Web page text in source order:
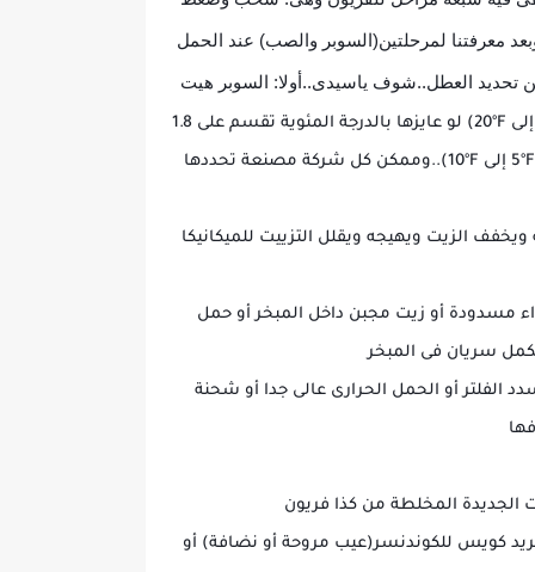
معرفتنا لمرحلتين(السوبر والصب) عند الحمل
تحديد العطل..شوف ياسيدى..أولا: السوبر هيت
فى أنظمة التبريد والتكييف القديمة العادية اللي بتشتغل بإكسبنشن عادى TXV أو متعددة الكابلرى قيمة السوبرهيت (8ºF إلى 20ºF) لو عايزها بالدرجة المئوية تقسم على 1.8
لأنها قيمة فرق درجات حرارة ..وفى النظم الحديثة اللي بتشتغل بإكسبنشن اليكترونى EXV او سوليد Solid State قيمتها (5ºF إلى 10ºF)..وممكن كل شركة مصنعة تحددها
الزيت ويهيجه ويقلل التزييت للميكانيكا
مسدودة أو زيت مجبن داخل المبخر أو حمل
أو الحمل الحرارى عالى جدا أو شحنة
كويس للكوندنسر(عيب مروحة أو نضافة) أو